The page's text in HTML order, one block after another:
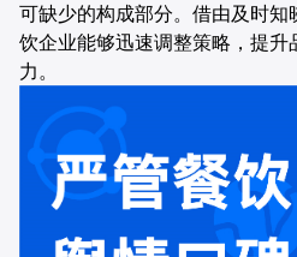
技术与安全
应用场景
技术与安全
制造
零售
文化传媒
职能
人事行政
财务
方案
AI舆情管理解决方案
AI直播获客解决方案
公司
关于我们
新闻资讯
可缺少的构成部分。借由及时
饮企业能够迅速调整策略，提
力。